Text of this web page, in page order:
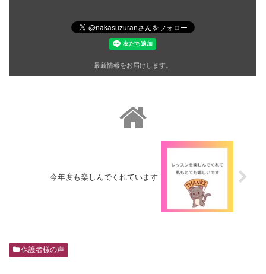
最新情報をお届けします。
今年度も楽しんでくれています
保護者様の声